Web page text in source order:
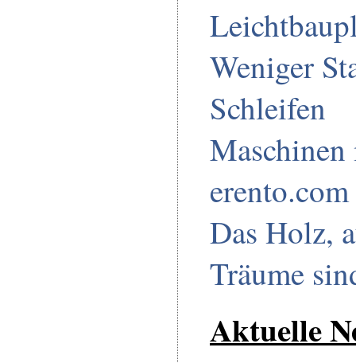
Weniger
Schleifen
erento.com
Das Holz,
Träume
Aktuelle